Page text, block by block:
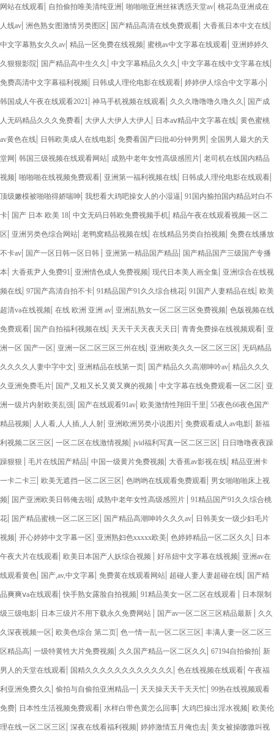
网站在线观看| 自拍偷拍唯美清纯亚洲 | 啪啪啪亚洲丝袜诱惑天堂av| 桃花岛亚洲成在
人线av| 洲色熟女图激情另类图区| 国产精品高清在线免费观看| 大香蕉日本中文在线|
中文字幕熟女久久av| 精品一区免费在线视频| 蜜桃av中文字幕在线观看| 亚洲婷婷久
久狠狠影院| 国产精品高中生久久 | 中文字幕精品久久久 | 中文字幕在线中文字幕在线|
免费高清中文字幕福利视频| 日韩成人理伦电影在线观看| 婷婷伊人综合中文字幕小|
韩国成人午夜在线观看2021| 神马手机视频在线观看| 久久久噜噜噜久噜久久 | 国产成
人无码精品久久久免费看| 大伊人大伊人大伊人 | 日本aⅴ精品中文字幕在线| 黄色蜜桃
av黄色在线| 日韩欧美成人在线电影| 免费看国产曰批40分钟男男| 全国男人最大的天
堂网 | 韩国三级视频在线观看网站| 成熟中老年女性高级感照片| 老司机在线国内精品
视频| 啪啪啪在线视频免费观看| 亚洲第一福利视频在线| 日韩成人理伦电影在线观看|
顶级嫩模被啪啪得娇喘呻| 我想看大鸡吧操女人的小湿逼 | 91国内揄拍国内精品对白不
卡| 国产 日本 欧美 18| 中文无码日韩欧免费视频手机| 精品午夜在线观看视频一区二
区| 亚洲另类色综合网站| 老鸭窝精品视频在线| 在线精品另类自拍视频| 免费在线播放
不卡av| 国产一区日韩一区日韩 | 亚洲第一精品国产精品| 国产精品国产三级国产专播
本| 大香蕉尹人免费91| 亚洲情色成人免费视频| 现代日本美人画全集| 亚洲综合在线视
频在线| 97国产高清自拍不卡| 91精品国产91久久综合桃花| 91国产人妻精品在线| 欧美
超清va在线视频| 在线 欧洲 亚洲 av| 亚洲乱熟女一区二区三区免费视频| 色版视频在线
免费观看| 国产自拍福利视频在线| 天天干天天夜天天日 | 青青免费操在线视频观看| 亚
洲一区 国产一区| 亚洲一区二区三区三州在线| 亚洲欧美久久一区二区三区| 无码精品
久久久久人妻中字中文| 亚洲精品在线第一页| 国产精品久久高潮呻吟av| 精品久久久
久亚洲免费毛片| 国产,又粗又长又黄又爽的视频 | 中文字幕在线免费观看一区二区| 亚
洲一级片内射欧美乱强| 国产在线观看91av| 欧美激情性翔田千里 | 55夜色66夜色国产
精品视频| 人人看,人人插,人人射| 亚洲欧洲另类小说图片| 免费观看成人av电影| 新福
利视频二区三区| 一区二区在线激情视频| jvid福利写真一区二区三区| 日日噜噜夜夜躁
躁狠狠 | 毛片在线国产精品| 中国一级黄片免费视频| 大香蕉av影视在线| 精品亚洲卡
一卡二卡三| 欧美无遮挡一区二区三区| 色哟哟在线观看免费观看| 男女啪啪啪床上视
频| 国产亚洲欧美日韩俺去啦| 成熟中老年女性高级感照片 | 91精品国产91久久综合桃
花| 国产精品蜜桃一区二区三区| 国产精品高潮呻吟久久久av| 日韩美女一级少妇毛片
视频| 开心婷婷中文字幕一区| 亚洲熟妇色xxxxx欧美| 色婷婷精品一区二区久久 | 日本
午夜大片在线观看| 欧美日本国产人妖综合视频 | 好吊妞中文字幕在线视频| 亚洲av在
线观看黄色| 国产,av,中文字幕| 免费黄在线观看网站| 超碰人妻人妻超碰在线| 国产精
品爽爽ⅴa在线观看|快手熟女露脸自拍视频| 91精品美女一区二区在线观看 | 日本限制
级三级电影| 日本三级片不用下载永久免费网站 | 国产av一区二区三区精品最新 | 久久
久深夜视频一区| 欧美色综合 第二页| 色一情一乱一区二区三区| 丰满人妻一区二区三
区精品高| 一级特黄牲大片免费视频| 久久国产精品一区二区久久 | 67194自拍偷拍| 新
男人的天堂在线观看| 国精久久久久久久久久久久久久 | 色在线视频在线观看| 午夜福
利亚洲免费久久 | 偷拍与自偷拍亚洲精品一| 天天操天天干天天忙| 99热在线视频观看
免费| 日本性生活视频免费观看| 水样白带色黄怎么回事| 大鸡巴操出淫水视频| 欧美伦
理在线一区二区三区| 深夜在线看福利视频| 婷婷激情五月俺也去| 美女被操嗷嗷叫视